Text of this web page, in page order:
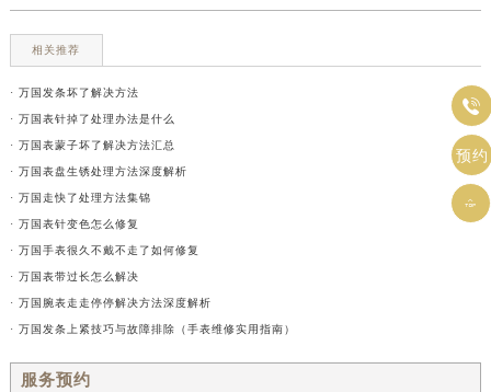
相关推荐
· 万国发条坏了解决方法
· 万国表针掉了处理办法是什么
· 万国表蒙子坏了解决方法汇总
· 万国表盘生锈处理方法深度解析
· 万国走快了处理方法集锦
· 万国表针变色怎么修复
· 万国手表很久不戴不走了如何修复
· 万国表带过长怎么解决
· 万国腕表走走停停解决方法深度解析
· 万国发条上紧技巧与故障排除（手表维修实用指南）
服务预约

预约
